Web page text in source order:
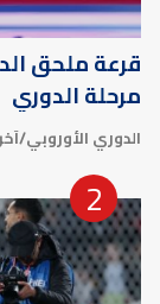
قرعة ملحق
مرحلة الدوري
الدوري الأوروبي/